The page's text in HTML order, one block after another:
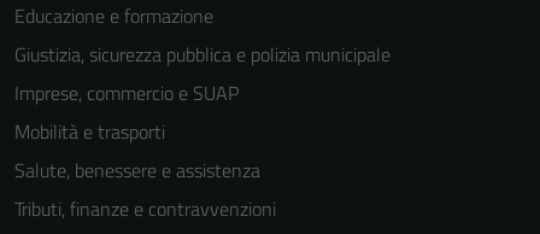
Educazione e formazione
Giustizia, sicurezza pubblica e polizia municipale
Imprese, commercio e SUAP
Mobilità e trasporti
Salute, benessere e assistenza
Tributi, finanze e contravvenzioni